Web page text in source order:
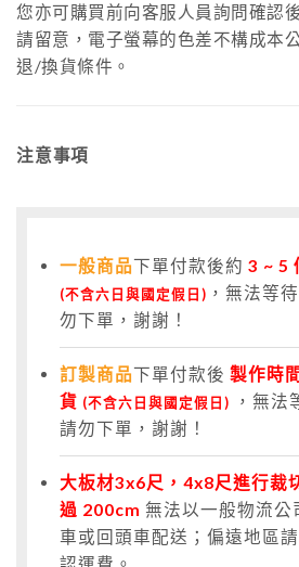
您亦可購買前向客服人員詢問確認
請留意，電子螢幕的色差不構成本
退/換貨條件。
注意事項
一般商品下單付款後約 3 ~ 5
(不含六日與國定假日) ，無法等
勿下單，謝謝！
訂製商品下單付款後 製作時
貨 (不含六日與國定假日)
，無法
請勿下單，謝謝！
大板材3x6尺，4x8尺進行裁
過 200cm 無法以一般物流公
車或回頭車配送；偏遠地區